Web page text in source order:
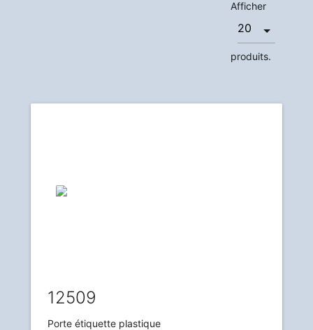
Afficher
produits.
12509
Porte étiquette plastique